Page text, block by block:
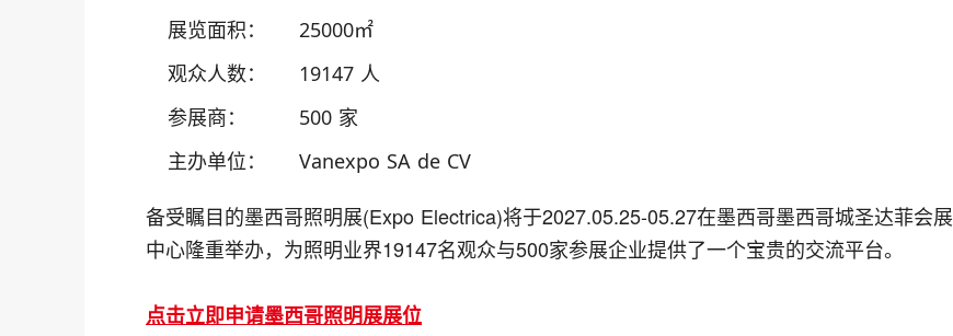
展览面积：
25000㎡
观众人数：
19147 人
参展商：
500 家
主办单位：
Vanexpo SA de CV
备受瞩目的墨西哥照明展(Expo Electrica)将于2027.05.25-05.27在墨西哥墨西哥城圣达菲会展
中心隆重举办，为照明业界19147名观众与500家参展企业提供了一个宝贵的交流平台。
点击立即申请墨西哥照明展展位